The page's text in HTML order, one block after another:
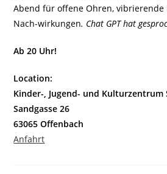
Abend für offene Ohren,
Nach-wirkungen. Chat GPT hat
Ab 20 Uhr!
Location:
Kinder-, Jugend- und Kulturzentrum
Sandgasse 26
63065 Offenbach
Anfahrt